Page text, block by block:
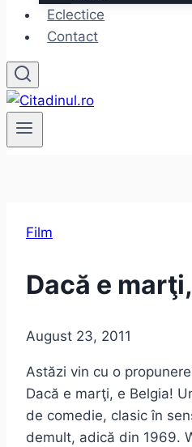
Eclectice
Contact
Film
Dacă e
August 23, 2011
Astăzi vin cu o
Dacă e marţi, e Belgia!
de comedie, clasic în
demult, adică din 1969.